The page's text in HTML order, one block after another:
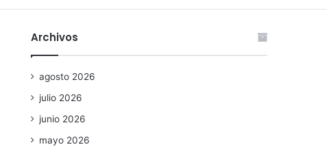
Archivos
agosto 2026
julio 2026
junio 2026
mayo 2026